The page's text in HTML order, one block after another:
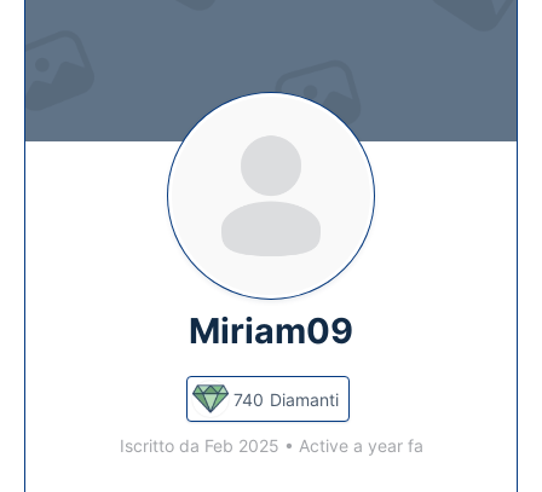
Miriam09
740 Diamanti
Iscritto da Feb 2025 • Active a year fa